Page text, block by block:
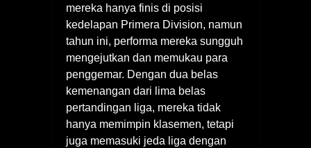
mereka hanya finis di posisi
kedelapan Primera Division, namun
tahun ini, performa mereka sungguh
mengejutkan dan memukau para
penggemar. Dengan dua belas
kemenangan dari lima belas
pertandingan liga, mereka tidak
hanya memimpin klasemen, tetapi
juga memasuki jeda liga dengan